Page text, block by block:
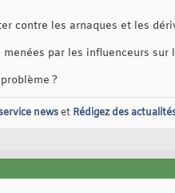
contre les arnaques et les
par les influenceurs sur
?
newset Rédigez des